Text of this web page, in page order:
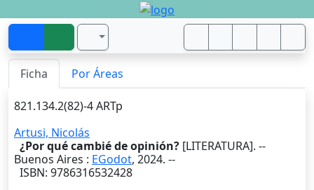
Ficha Por Áreas
821.134.2(82)-4 ARTp
Artusi, Nicolás
¿Por qué cambié de opinión? [LITERATURA]. --
Buenos Aires : EGodot, 2024. --
ISBN: 9786316532428